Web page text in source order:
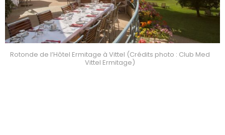
Rotonde de l’Hôtel Ermitage à Vittel (Crédits photo : Club Med
Vittel Ermitage)